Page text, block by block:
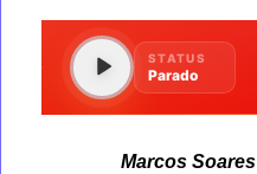
Marcos Soares